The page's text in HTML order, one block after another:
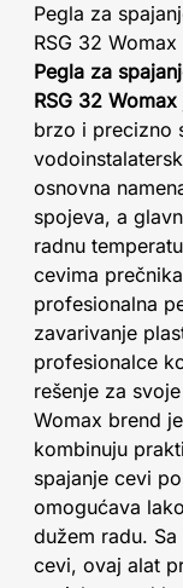
Pegla za
RSG 32 Womax
Pegla za
RSG 32 Womax
brzo i precizno
osnovna
spojeva, a
radnu
cevima prečnika
profesionalna
zavarivanje
profesionalce
rešenje za
Womax brend
kombinuju
spajanje cevi
omogućava
dužem radu.
cevi, ovaj alat